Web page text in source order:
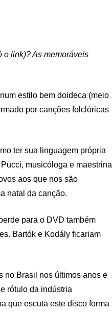
o link)? As memoráveis
estilo bem doideca (meio
por canções folclóricas
ter sua linguagem própria
musicóloga e maestrina
aos que nos são
natal da canção.
para o DVD também
Bartók e Kodály ficariam
no Brasil nos últimos anos e
rótulo da indústria
que escuta este disco forma